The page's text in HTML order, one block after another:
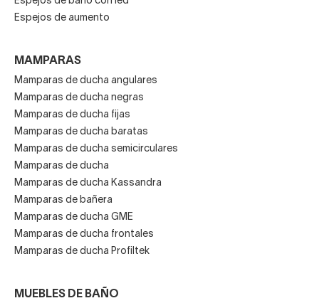
Espejos de aumento
MAMPARAS
Mamparas de ducha angulares
Mamparas de ducha negras
Mamparas de ducha fijas
Mamparas de ducha baratas
Mamparas de ducha semicirculares
Mamparas de ducha
Mamparas de ducha Kassandra
Mamparas de bañera
Mamparas de ducha GME
Mamparas de ducha frontales
Mamparas de ducha Profiltek
MUEBLES DE BAÑO